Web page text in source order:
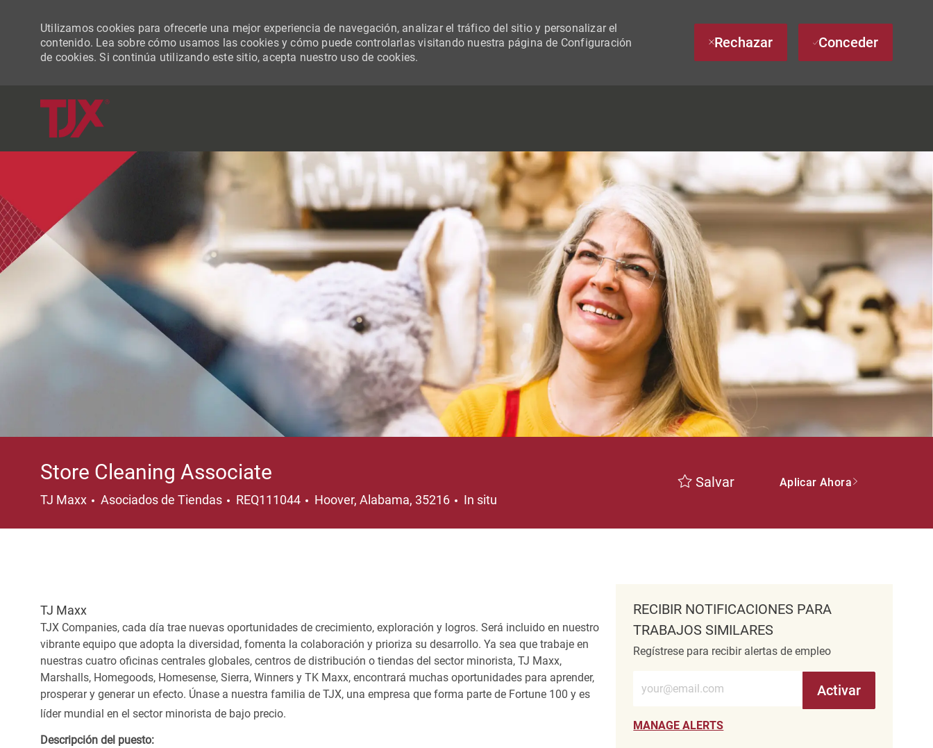
Utilizamos cookies para ofrecerle una mejor experiencia de navegación, analizar el tráfico del sitio y personalizar el
contenido. Lea sobre cómo usamos las cookies y cómo puede controlarlas visitando nuestra página de Configuración
de cookies. Si continúa utilizando este sitio, acepta nuestro uso de cookies.
Rechazar Conceder
Store Cleaning Associate
TJ Maxx Categoría
Asociados de Tiendas REQ111044 Ubicación
Hoover, Alabama, 35216 In situ
Salvar Aplicar Ahora
TJ Maxx
TJX Companies, cada día trae nuevas oportunidades de crecimiento, exploración y logros. Será incluido en nuestro
vibrante equipo que adopta la diversidad, fomenta la colaboración y prioriza su desarrollo. Ya sea que trabaje en
nuestras cuatro oficinas centrales globales, centros de distribución o tiendas del sector minorista, TJ Maxx,
Marshalls, Homegoods, Homesense, Sierra, Winners y TK Maxx, encontrará muchas oportunidades para aprender,
prosperar y generar un efecto. Únase a nuestra familia de TJX, una empresa que forma parte de Fortune 100 y es
líder mundial en el sector minorista de bajo precio.
Descripción del puesto:
RECIBIR NOTIFICACIONES PARA
TRABAJOS SIMILARES
Regístrese para recibir alertas de empleo
Introduzca la dirección de correo electrónico (obligatorio)
Activar
MANAGE ALERTS